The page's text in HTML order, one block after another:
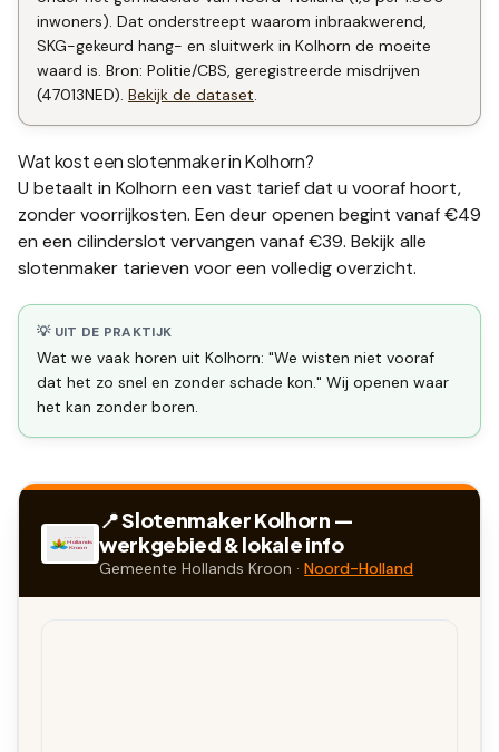
inwoners). Dat onderstreept waarom inbraakwerend,
SKG-gekeurd hang- en sluitwerk in Kolhorn de moeite
waard is. Bron: Politie/CBS, geregistreerde misdrijven
(47013NED). Bekijk de dataset.
Wat kost een slotenmaker inKolhorn?
U betaalt in Kolhorn een vast tarief dat u vooraf hoort,
zonder voorrijkosten. Een deur openen begint vanaf €49
en een cilinderslot vervangen vanaf €39. Bekijk alle
slotenmaker tarieven voor een volledig overzicht.
💡 UIT DE PRAKTIJK
Wat we vaak horen uit Kolhorn: "We wisten niet vooraf
dat het zo snel en zonder schade kon." Wij openen waar
het kan zonder boren.
📍 SlotenmakerKolhorn —
werkgebied & lokale info
GemeenteHollands Kroon ·Noord-Holland